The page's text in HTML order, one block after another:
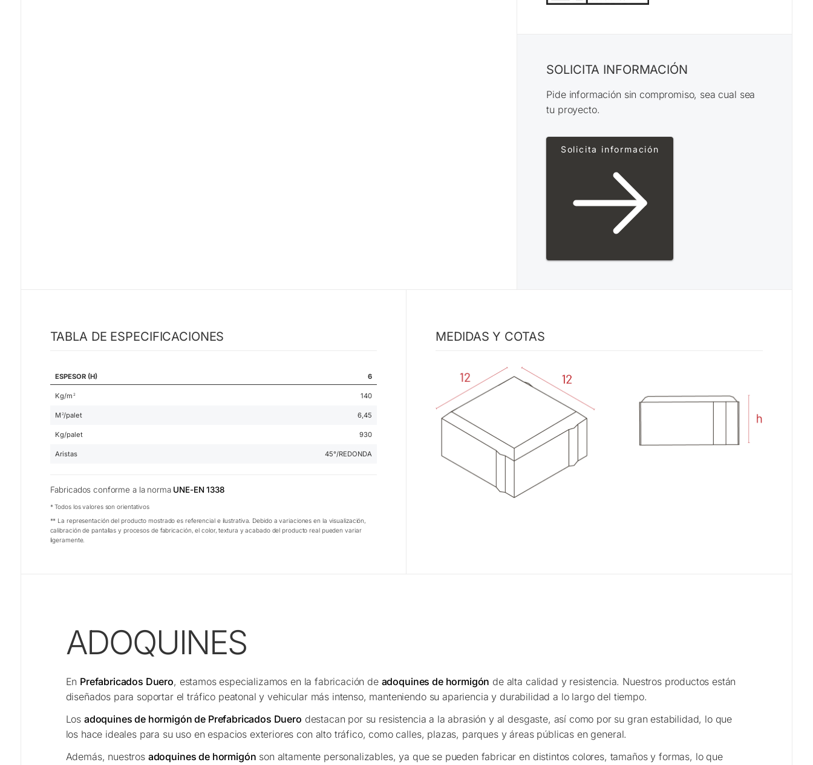
SOLICITA INFORMACIÓN
Pide información sin compromiso, sea cual sea
tu proyecto.
Solicita información
TABLA DE ESPECIFICACIONES
ESPESOR (H) 6
Kg/m 2 140
M 2/palet 6,45
Kg/palet 930
Aristas 45°/REDONDA
Fabricados conforme a la norma UNE-EN 1338
* Todos los valores son orientativos
** La representación del producto mostrado es referencial e ilustrativa. Debido a variaciones en la visualización,
calibración de pantallas y procesos de fabricación, el color, textura y acabado del producto real pueden variar
ligeramente.
MEDIDAS Y COTAS
ADOQUINES
En Prefabricados Duero, estamos especializamos en la fabricación de adoquines de hormigón de alta calidad y resistencia. Nuestros productos están
diseñados para soportar el tráfico peatonal y vehicular más intenso, manteniendo su apariencia y durabilidad a lo largo del tiempo.
Los adoquines de hormigón de Prefabricados Duero destacan por su resistencia a la abrasión y al desgaste, así como por su gran estabilidad, lo que
los hace ideales para su uso en espacios exteriores con alto tráfico, como calles, plazas, parques y áreas públicas en general.
Además, nuestros adoquines de hormigón son altamente personalizables, ya que se pueden fabricar en distintos colores, tamaños y formas, lo que